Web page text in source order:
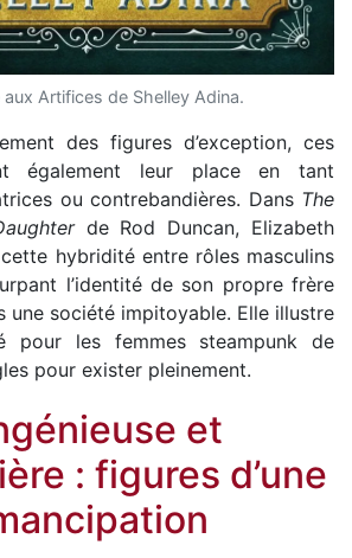
aux Artifices de Shelley Adina.
des figures d’exception, ces
également leur place en tant
ou contrebandières. Dans The
de Rod Duncan, Elizabeth
hybridité entre rôles masculins
l’identité de son propre frère
une société impitoyable. Elle illustre
pour les femmes steampunk de
pour exister pleinement.
et
: figures d’une